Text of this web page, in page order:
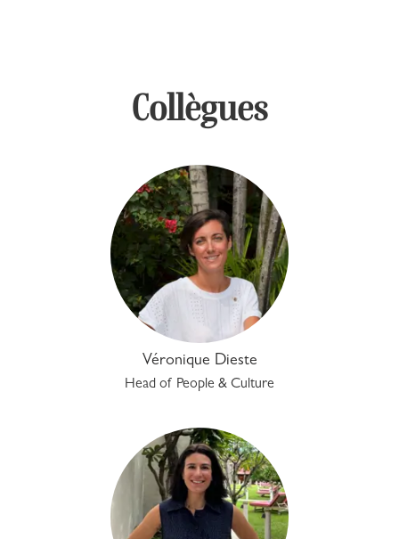
Collègues
Véronique Dieste
Head of People & Culture